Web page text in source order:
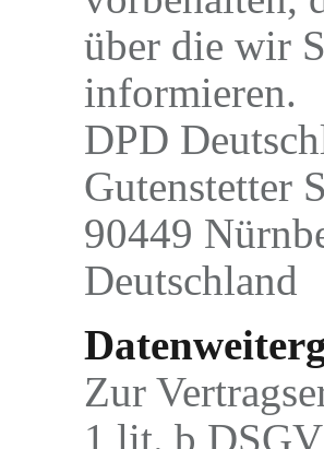
über die wir
informieren.
DPD
Gutenstetter
90449
Deutschland
Zur
1 lit. b